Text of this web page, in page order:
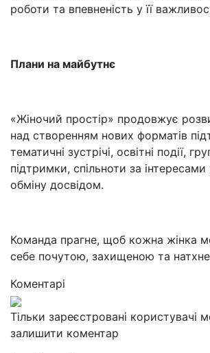
роботи та впевненість у її
Плани на майбутнє
«Жіночий простір» продовжує
над створенням нових форматів
тематичні зустрічі, освітні події,
підтримки, спільноти за
обміну досвідом.
Команда прагне, щоб кожна жінка
себе почутою, захищеною та
Коментарі
Тільки зареєстровані користувачі
залишити коментар